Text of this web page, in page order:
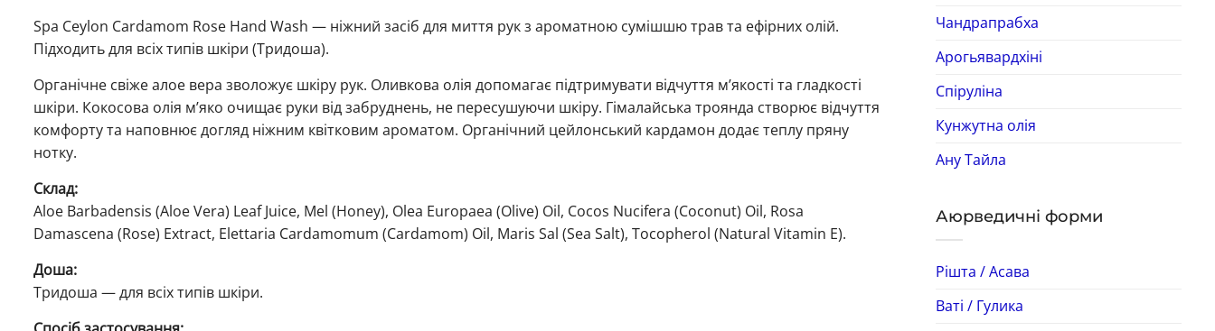
Чандрапрабха
Арогьявардхіні
Спіруліна
Кунжутна олія
Ану Тайла
Аюрведичні форми
Рішта / Асава
Ваті / Гулика
Spa Ceylon Cardamom Rose Hand Wash — ніжний засіб для миття рук з ароматною сумішшю трав та ефірних олій.
Підходить для всіх типів шкіри (Тридоша).
Органічне свіже алое вера зволожує шкіру рук. Оливкова олія допомагає підтримувати відчуття м’якості та гладкості
шкіри. Кокосова олія м’яко очищає руки від забруднень, не пересушуючи шкіру. Гімалайська троянда створює відчуття
комфорту та наповнює догляд ніжним квітковим ароматом. Органічний цейлонський кардамон додає теплу пряну
нотку.
Склад:
Aloe Barbadensis (Aloe Vera) Leaf Juice, Mel (Honey), Olea Europaea (Olive) Oil, Cocos Nucifera (Coconut) Oil, Rosa
Damascena (Rose) Extract, Elettaria Cardamomum (Cardamom) Oil, Maris Sal (Sea Salt), Tocopherol (Natural Vitamin E).
Доша:
Тридоша — для всіх типів шкіри.